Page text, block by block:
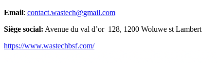
Email: contact.wastech@gmail.com
Siège social: Avenue du val d’or 128, 1200 Woluwe st Lambert
https://www.wastechbsf.com/